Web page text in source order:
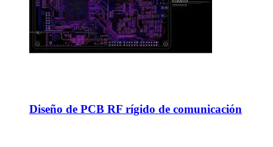
Diseño de PCB RF rígido de comunicación